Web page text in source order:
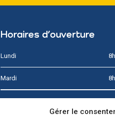
Gérer le
Horaires d’ouverture
Lundi
Mardi